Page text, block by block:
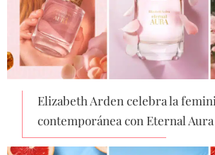
Elizabeth Arden celebra la
contemporánea con Eternal Aura